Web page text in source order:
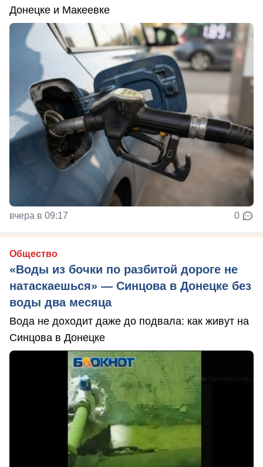
Донецке и Макеевке
вчера в 09:17 0
Общество
«Воды из бочки по разбитой дороге не
натаскаешься» — Синцова в Донецке без
воды два месяца
Вода не доходит даже до подвала: как живут на
Синцова в Донецке